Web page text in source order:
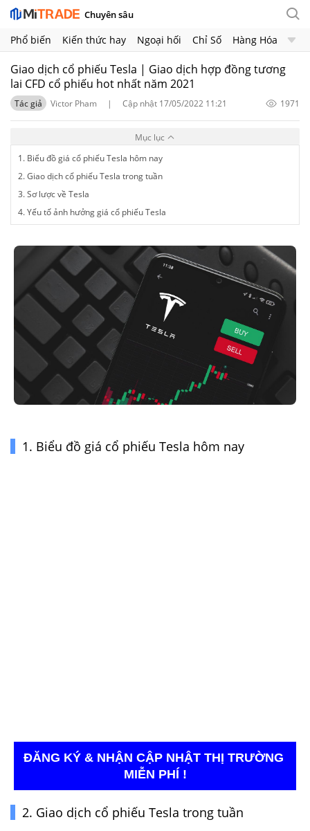
Chuyên sâu
Phổ biến Kiến thức hay Ngoại hối Chỉ Số
Hàng Hóa
Chứng Khoán
Crypto
Giao dịch cổ phiếu Tesla | Giao dịch hợp đồng tương
lai CFD cổ phiếu hot nhất năm 2021
Tác giả Victor Pham | Cập nhật 17/05/2022 11:21 1971
Mục lục
1. Biểu đồ giá cổ phiếu Tesla hôm nay
2. Giao dịch cổ phiếu Tesla trong tuần
3. Sơ lược về Tesla
4. Yếu tố ảnh hưởng giá cổ phiếu Tesla
1. Biểu đồ giá cổ phiếu Tesla hôm nay
ĐĂNG KÝ & NHẬN CẬP NHẬT THỊ TRƯỜNG
MIỄN PHÍ !
2. Giao dịch cổ phiếu Tesla trong tuần